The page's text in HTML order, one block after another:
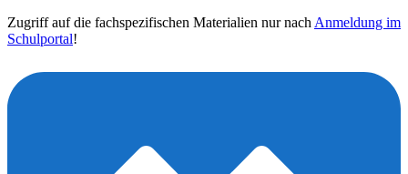
Zugriff auf die fachspezifischen Materialien nur nach Anmeldung im
Schulportal!